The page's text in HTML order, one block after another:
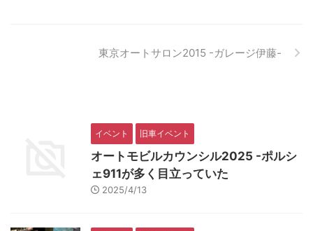
東京オートサロン2015 -ガレージ伊藤-
イベント 旧車イベント
オートモビルカウンシル2025 -ポルシ
ェ911が多く目立っていた
2025/4/13